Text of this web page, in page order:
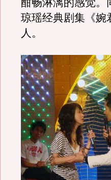
酣畅淋漓的感觉。
琼瑶经典剧集《婉
人。